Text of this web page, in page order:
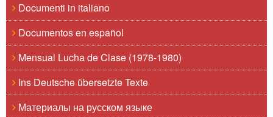
Documenti in italiano
Documentos en español
Mensual Lucha de Clase (1978-1980)
Ins Deutsche übersetzte Texte
Материалы на русском языке